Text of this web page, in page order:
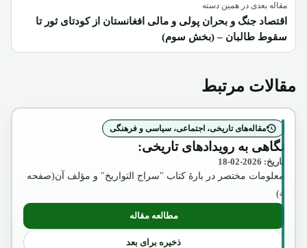
مقاله بعدی در همین دسته
اقتصاد جنگ و بحران پولی و مالی افغانستان از کودتای ثور تا
سقوط طالبان – (بخش سوم)
مقالات مرتبط
مقاله‌های تاریخی، اجتماعی، سیاسی و فرهنگی
نگاهی به رویدادهای تاریخی:
تاریخ: 2026-02-18
معلومات مختصر در بارۀ کتاب "سراج التواریخ" و مؤلف آن(صفحه
4)
مطالعه مقاله: نگاهی به رویدادهای تاریخی:
ذخیره برای بعد